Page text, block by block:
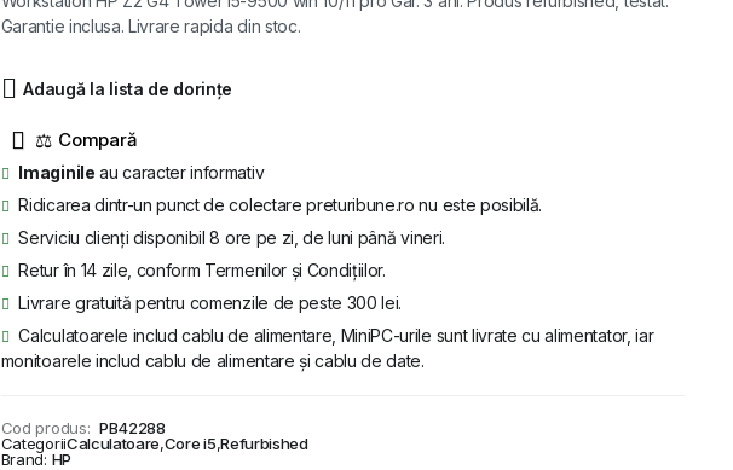
a
fost:
1.399 lei.
este:
1.139 lei.
Garantie inclusa. Livrare rapida din stoc.
Adaugă la lista de dorințe
⚖
Imaginile au caracter informativ
Ridicarea dintr-un punct de colectare preturibune.ro nu este posibilă.
Serviciu clienți disponibil 8 ore pe zi, de luni până vineri.
Retur în 14 zile, conform Termenilor și Condițiilor.
Livrare gratuită pentru comenzile de peste 300 lei.
Calculatoarele includ cablu de alimentare, MiniPC-urile sunt livrate cu alimentator, iar
monitoarele includ cablu de alimentare și cablu de date.
Cod produs: PB42288
CategoriiCalculatoare,Core i5,Refurbished
Brand: HP